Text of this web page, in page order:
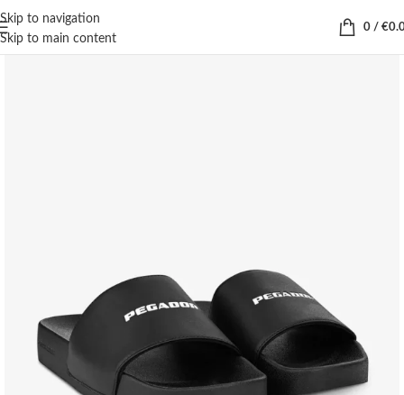
Skip to navigation
Skip to main content
0 / €